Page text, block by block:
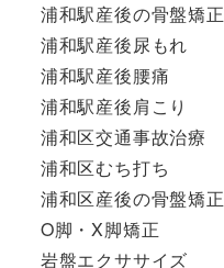
浦和駅産後の骨盤矯正
浦和駅産後尿もれ
浦和駅産後腰痛
浦和駅産後肩こり
浦和区交通事故治療
浦和区むち打ち
浦和区産後の骨盤矯正
O脚・X脚矯正
岩盤エクササイズ